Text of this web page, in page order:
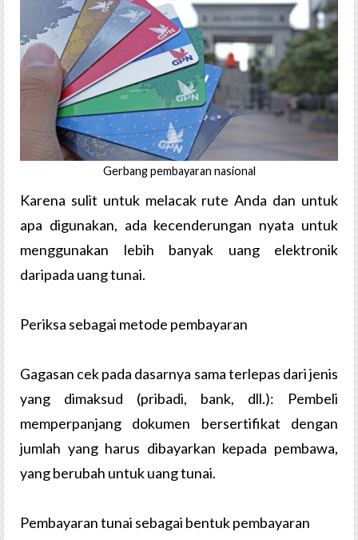
Gerbang pembayaran nasional
Karena sulit untuk melacak rute Anda dan untuk
apa digunakan, ada kecenderungan nyata untuk
menggunakan lebih banyak uang elektronik
daripada uang tunai.
Periksa sebagai metode pembayaran
Gagasan cek pada dasarnya sama terlepas dari jenis
yang dimaksud (pribadi, bank, dll.): Pembeli
memperpanjang dokumen bersertifikat dengan
jumlah yang harus dibayarkan kepada pembawa,
yang berubah untuk uang tunai.
Pembayaran tunai sebagai bentuk pembayaran